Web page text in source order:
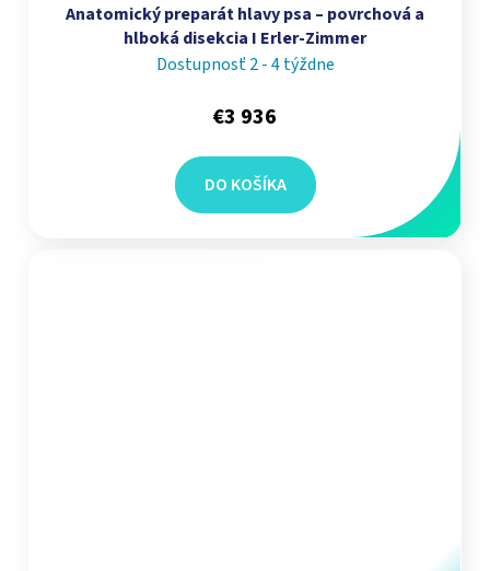
Anatomický preparát hlavy psa – povrchová a
hlboká disekcia I Erler-Zimmer
Dostupnosť 2 - 4 týždne
€3 936
DO KOŠÍKA